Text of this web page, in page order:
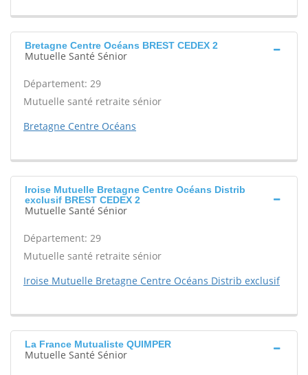
Bretagne Centre Océans BREST CEDEX 2
Mutuelle Santé Sénior
Département: 29
Mutuelle santé retraite sénior
Bretagne Centre Océans
Iroise Mutuelle Bretagne Centre Océans Distrib
exclusif BREST CEDEX 2
Mutuelle Santé Sénior
Département: 29
Mutuelle santé retraite sénior
Iroise Mutuelle Bretagne Centre Océans Distrib exclusif
La France Mutualiste QUIMPER
Mutuelle Santé Sénior